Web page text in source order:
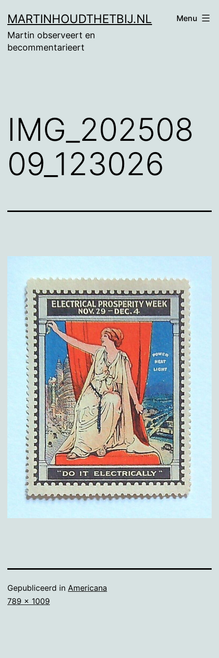
naar
de
MARTINHOUDTHETBIJ.NL
Martin observeert en
becommentarieert
Menu
IMG_202508
09_123026
Gepubliceerd in Americana
Volledige
789 × 1009